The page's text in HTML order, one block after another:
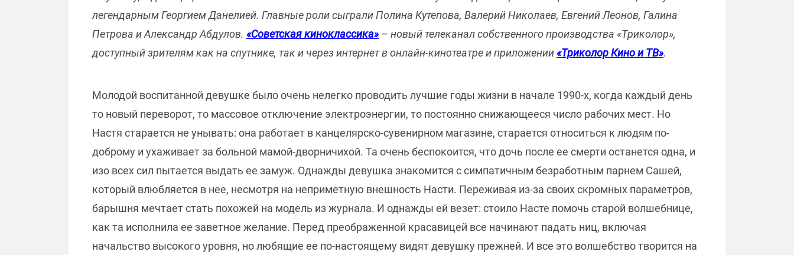
легендарным Георгием Данелией. Главные роли сыграли Полина Кутепова, Валерий Николаев, Евгений Леонов, Галина
Петрова и Александр Абдулов. «Советская киноклассика»– новый телеканал собственного производства «Триколор»,
доступный зрителям как на спутнике, так и через интернет в онлайн-кинотеатре и приложении«Триколор Кино и ТВ».
Молодой воспитанной девушке было очень нелегко проводить лучшие годы жизни в начале 1990-х, когда каждый день
то новый переворот, то массовое отключение электроэнергии, то постоянно снижающееся число рабочих мест. Но
Настя старается не унывать: она работает в канцелярско-сувенирном магазине, старается относиться к людям по-
доброму и ухаживает за больной мамой-дворничихой. Та очень беспокоится, что дочь после ее смерти останется одна, и
изо всех сил пытается выдать ее замуж. Однажды девушка знакомится с симпатичным безработным парнем Сашей,
который влюбляется в нее, несмотря на неприметную внешность Насти. Переживая из-за своих скромных параметров,
барышня мечтает стать похожей на модель из журнала. И однажды ей везет: стоило Насте помочь старой волшебнице,
как та исполнила ее заветное желание. Перед преображенной красавицей все начинают падать ниц, включая
начальство высокого уровня, но любящие ее по-настоящему видят девушку прежней. И все это волшебство творится на